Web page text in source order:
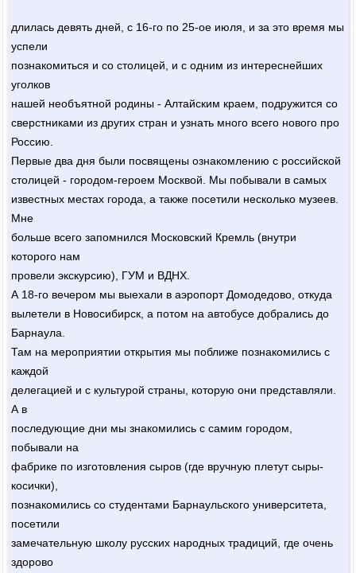
длилась девять дней, с 16-го по 25-ое июля, и за это время мы
успели
познакомиться и со столицей, и с одним из интереснейших
уголков
нашей необъятной родины - Алтайским краем, подружится со
сверстниками из других стран и узнать много всего нового про
Россию.
Первые два дня были посвящены ознакомлению с российской
столицей - городом-героем Москвой. Мы побывали в самых
известных местах города, а также посетили несколько музеев.
Мне
больше всего запомнился Московский Кремль (внутри
которого нам
провели экскурсию), ГУМ и ВДНХ.
А 18-го вечером мы выехали в аэропорт Домодедово, откуда
вылетели в Новосибирск, а потом на автобусе добрались до
Барнаула.
Там на мероприятии открытия мы поближе познакомились с
каждой
делегацией и с культурой страны, которую они представляли.
А в
последующие дни мы знакомились с самим городом,
побывали на
фабрике по изготовления сыров (где вручную плетут сыры-
косички),
познакомились со студентами Барнаульского университета,
посетили
замечательную школу русских народных традиций, где очень
здорово